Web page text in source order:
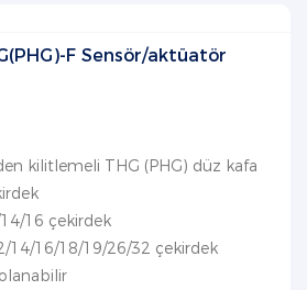
F Sensör/aktüatör
kilitlemeli THG (PHG) düz kafa
16 çekirdek
14/16/18/19/26/32 çekirdek